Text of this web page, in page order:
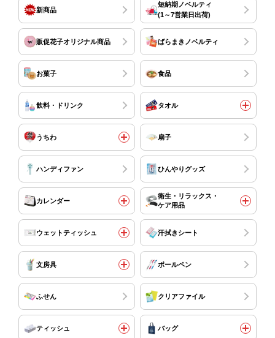
新商品
短納期ノベルティ
(1～7営業日出荷)
販促花子オリジナル商品 ばらまきノベルティ
お菓子 食品
飲料・ドリンク タオル
うちわ 扇子
ハンディファン ひんやりグッズ
カレンダー
衛生・リラックス・
ケア用品
ウェットティッシュ 汗拭きシート
文房具 ボールペン
ふせん クリアファイル
ティッシュ バッグ